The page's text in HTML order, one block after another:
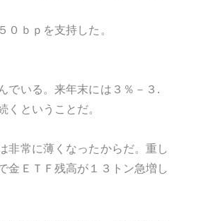
ｂｐを支持した。
でいる。来年末には３％－３.
くということだ。
非常に薄くなったからだ。重し
金ＥＴＦ残高が１３トン急増し